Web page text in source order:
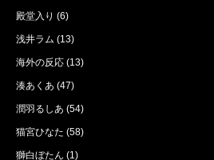
殿堂入り (6)
浅井ラム (13)
海外の反応 (13)
湊あくあ (47)
潤羽るしあ (54)
猫宮ひなた (58)
獅白ぼたん (1)